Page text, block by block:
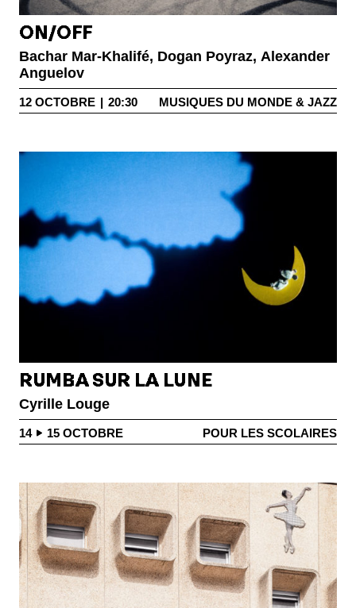
ON/OFF
Bachar Mar-Khalifé, Dogan Poyraz, Alexander
Anguelov
12 OCTOBRE | 20:30 MUSIQUES DU MONDE & JAZZ
RUMBA SUR LA LUNE
Cyrille Louge
14 15 OCTOBRE POUR LES SCOLAIRES